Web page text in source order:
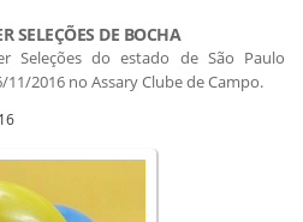
SELEÇÕES DE BOCHA
Seleções do estado de São Paulo
2016 no Assary Clube de Campo.